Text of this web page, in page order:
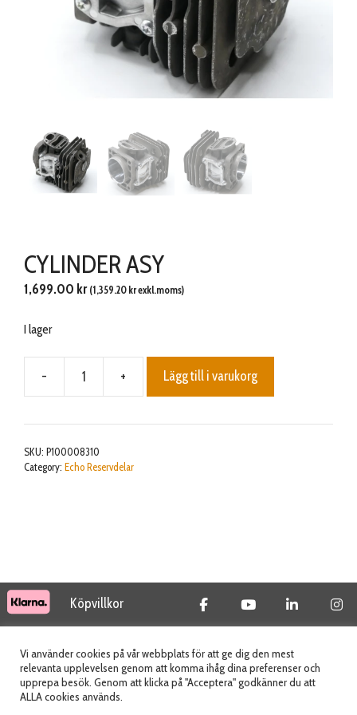
CYLINDER ASY
1,699.00 kr (1,359.20 krexkl.moms)
I lager
-
CYLINDER
mängd
+ Lägg till i varukorg
SKU: P100008310
Category: Echo Reservdelar
Köpvillkor
© 2026 Tidab AB - All Rights Reserved
Vi använder cookies på vår webbplats för att ge dig den mest
relevanta upplevelsen genom att komma ihåg dina preferenser och
upprepa besök. Genom att klicka på "Acceptera" godkänner du att
ALLA cookies används.